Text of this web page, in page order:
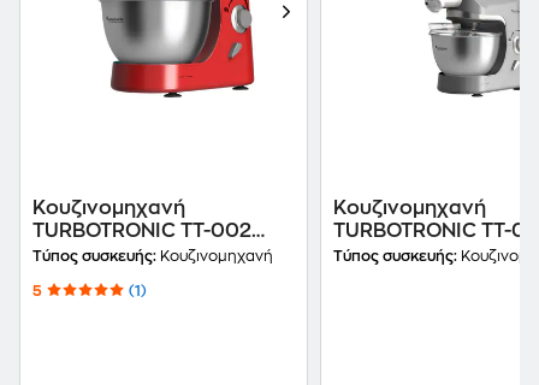
Κουζινομηχανή
TURBOTRONIC TT-002
1500 W 4.5 L Κόκκινο
Τύπος συσκευής: Κουζινομηχανή
5 (1)
Κουζινομηχανή
TURBOTRONIC TT-
2000 W 4.5 L Ασημί
Τύπος συσκευής: